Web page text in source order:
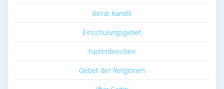
Berat Kandili
Einschulungsgebet
Fastenbrechen
Gebet der Religionen